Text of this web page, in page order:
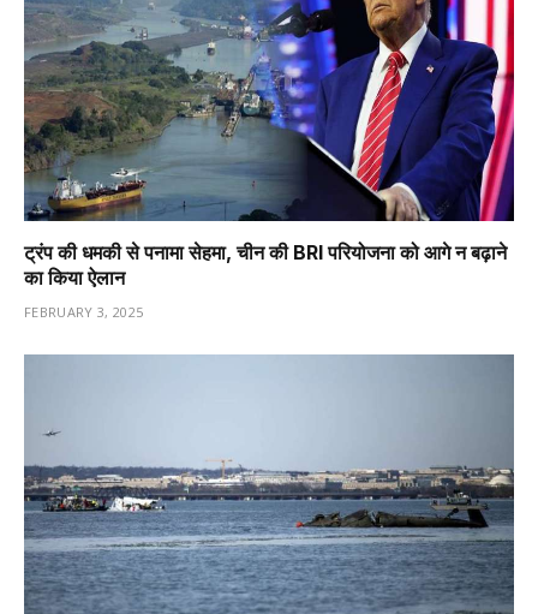
ट्रंप की धमकी से पनामा सेहमा, चीन की BRI परियोजना को आगे न बढ़ाने
का किया ऐलान
FEBRUARY 3, 2025